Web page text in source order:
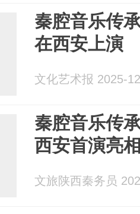
秦腔音乐传
在西安上演
文化艺术报 2025-
秦腔音乐传
西安首演亮
文旅陕西秦务员